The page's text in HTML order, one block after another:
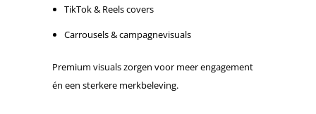
TikTok & Reels covers
Carrousels & campagnevisuals
Premium visuals zorgen voor meer engagement
én een sterkere merkbeleving.